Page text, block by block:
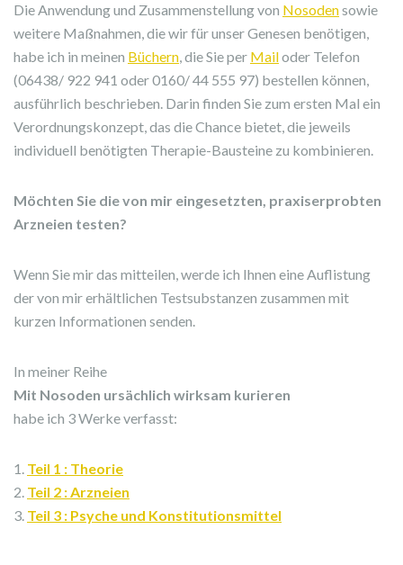
Die Anwendung und Zusammenstellung von Nosodensowie
weitere Maßnahmen, die wir für unser Genesen benötigen,
habe ich in meinen Büchern, die Sie per Mailoder Telefon
(06438/ 922 941 oder 0160/ 44 555 97) bestellen können,
ausführlich beschrieben. Darin finden Sie zum ersten Mal ein
Verordnungskonzept, das die Chance bietet, die jeweils
individuell benötigten Therapie-Bausteine zu kombinieren.
Möchten Sie die von mir eingesetzten, praxiserprobten
Arzneien testen?
Wenn Sie mir das mitteilen, werde ich Ihnen eine Auflistung
der von mir erhältlichen Testsubstanzen zusammen mit
kurzen Informationen senden.
In meiner Reihe
Mit Nosoden ursächlich wirksam kurieren
habe ich 3 Werke verfasst:
1. Teil 1 : Theorie
2. Teil 2 : Arzneien
3. Teil 3 : Psyche und Konstitutionsmittel